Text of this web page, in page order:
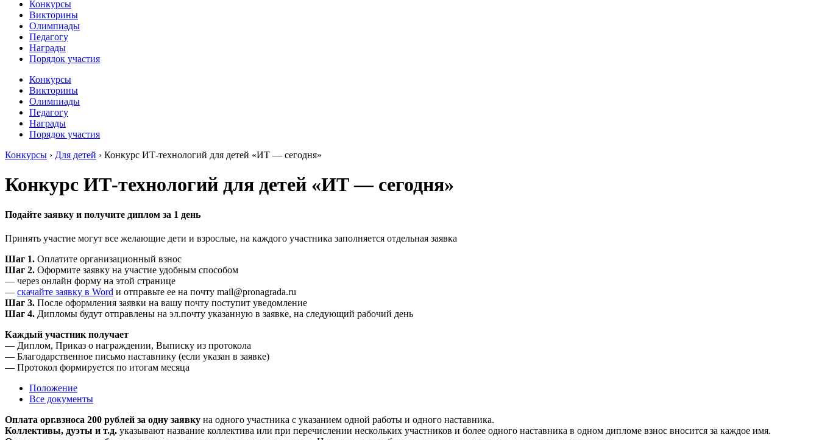
Конкурсы
Викторины
Олимпиады
Педагогу
Награды
Порядок участия
Конкурсы
Викторины
Олимпиады
Педагогу
Награды
Порядок участия
Конкурсы › Для детей › Конкурс ИТ-технологий для детей «ИТ — сегодня»
Конкурс ИТ-технологий для детей «ИТ — сегодня»
Подайте заявку и получите диплом за 1 день
Принять участие могут все желающие дети и взрослые, на каждого участника заполняется отдельная заявка
Шаг 1. Оплатите организационный взнос
Шаг 2. Оформите заявку на участие удобным способом
— через онлайн форму на этой странице
— скачайте заявку в Word и отправьте ее на почту mail@pronagrada.ru
Шаг 3. После оформления заявки на вашу почту поступит уведомление
Шаг 4. Дипломы будут отправлены на эл.почту указанную в заявке, на следующий рабочий день
Каждый участник получает
— Диплом, Приказ о награждении, Выписку из протокола
— Благодарственное письмо наставнику (если указан в заявке)
— Протокол формируется по итогам месяца
Положение
Все документы
Оплата орг.взноса 200 рублей за одну заявку на одного участника с указанием одной работы и одного наставника.
Коллективы, дуэты и т.д. указывают название коллектива или при перечислении нескольких участников и более одного наставника в одном дипломе взнос вносится за каждое имя.